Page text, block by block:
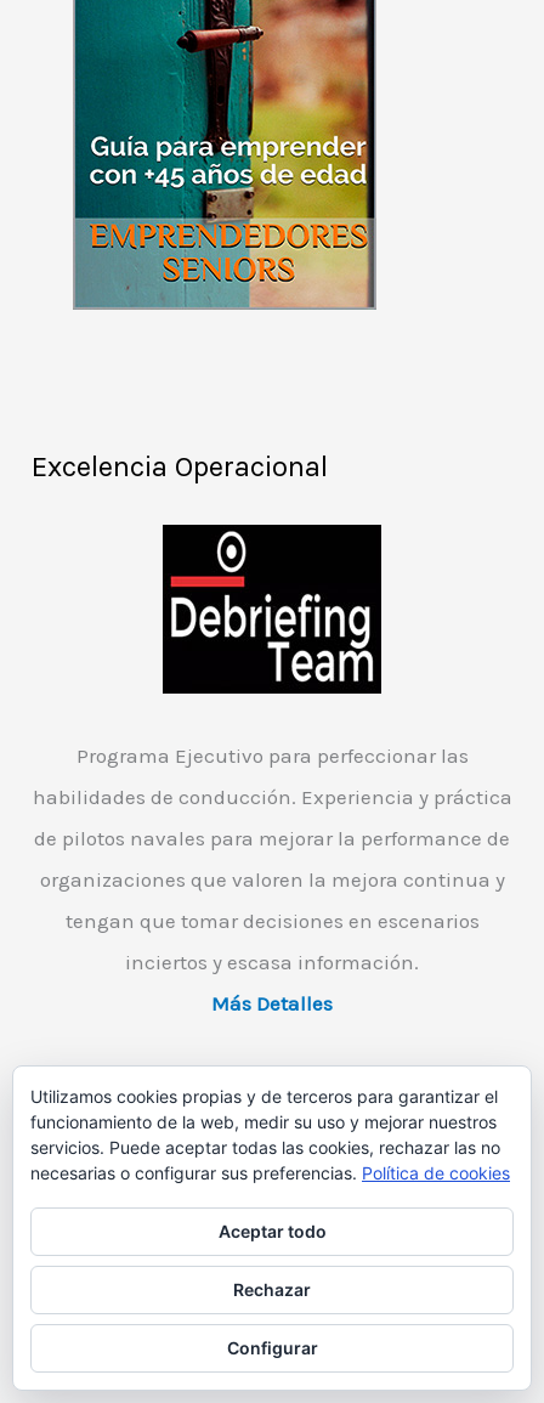
Excelencia Operacional
Programa Ejecutivo para perfeccionar las
habilidades de conducción. Experiencia y práctica
de pilotos navales para mejorar la performance de
organizaciones que valoren la mejora continua y
tengan que tomar decisiones en escenarios
inciertos y escasa información.
Más Detalles
Gestión de las Decisiones
Aprender a tomar decisiones eficaces de manera
Utilizamos cookies propias y de terceros para garantizar el
funcionamiento de la web, medir su uso y mejorar nuestros
servicios. Puede aceptar todas las cookies, rechazar las no
necesarias o configurar sus preferencias. Política de cookies
Aceptar todo
Rechazar
Configurar